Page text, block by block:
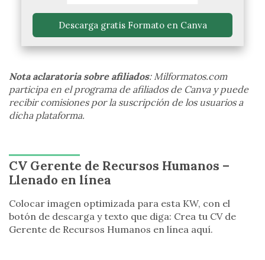
Descarga gratis Formato en Canva
Nota aclaratoria sobre afiliados: Milformatos.com
participa en el programa de afiliados de Canva y puede
recibir comisiones por la suscripción de los usuarios a
dicha plataforma.
CV Gerente de Recursos Humanos –
Llenado en línea
Colocar imagen optimizada para esta KW, con el
botón de descarga y texto que diga: Crea tu CV de
Gerente de Recursos Humanos en línea aquí.